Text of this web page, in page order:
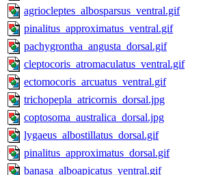
agriocleptes_albosparsus_ventral.gif
pinalitus_approximatus_ventral.gif
pachygrontha_angusta_dorsal.gif
cleptocoris_atromaculatus_ventral.gif
ectomocoris_arcuatus_ventral.gif
trichopepla_atricornis_dorsal.jpg
coptosoma_australica_dorsal.jpg
lygaeus_albostillatus_dorsal.gif
pinalitus_approximatus_dorsal.gif
banasa_alboapicatus_ventral.gif